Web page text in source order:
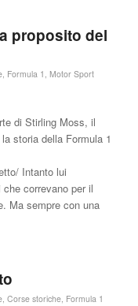
proposito del
, Formula 1 , Motor Sport
di Stirling Moss, il
storia della Formula 1
Intanto lui
correvano per il
Ma sempre con una
, Corse storiche, Formula 1